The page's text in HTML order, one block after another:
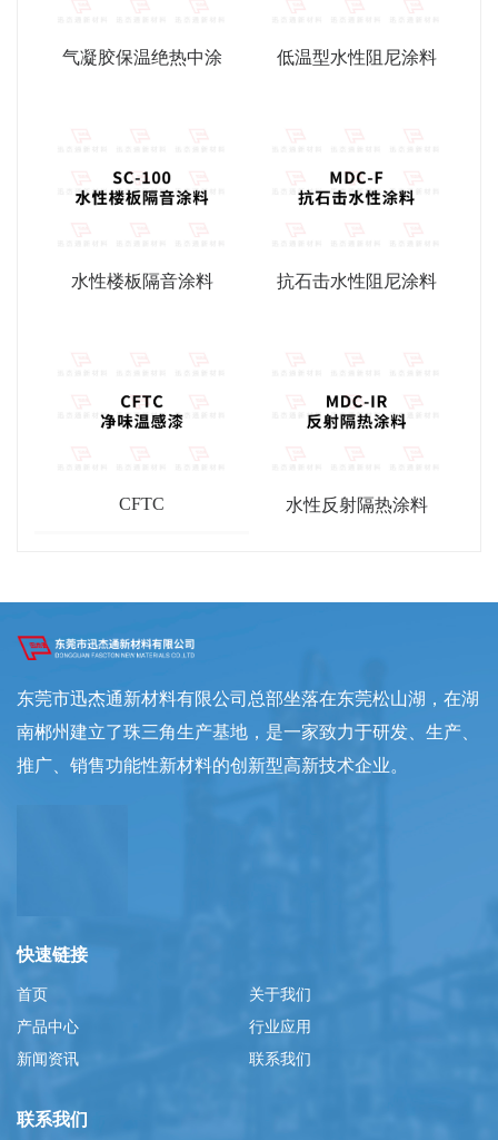
气凝胶保温绝热中涂 低温型水性阻尼涂料
水性楼板隔音涂料 抗石击水性阻尼涂料
CFTC 水性反射隔热涂料
东莞市迅杰通新材料有限公司总部坐落在东莞松山湖，在湖
南郴州建立了珠三角生产基地，是一家致力于研发、生产、
推广、销售功能性新材料的创新型高新技术企业。
快速链接
首页
关于我们
产品中心
行业应用
新闻资讯
联系我们
联系我们